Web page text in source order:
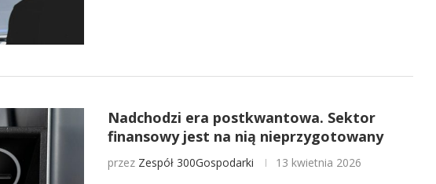
Nadchodzi era postkwantowa. Sektor
finansowy jest na nią nieprzygotowany
przez Zespół 300Gospodarki 13 kwietnia 2026